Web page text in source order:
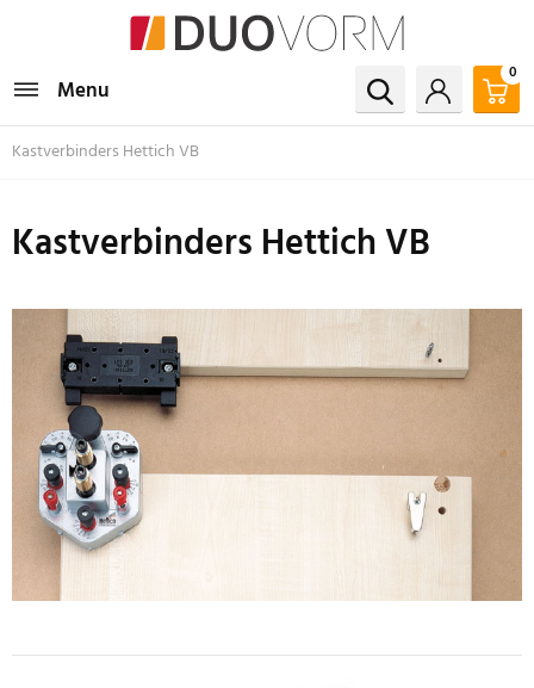
Menu
0
Kastverbinders Hettich VB
Kastverbinders Hettich VB